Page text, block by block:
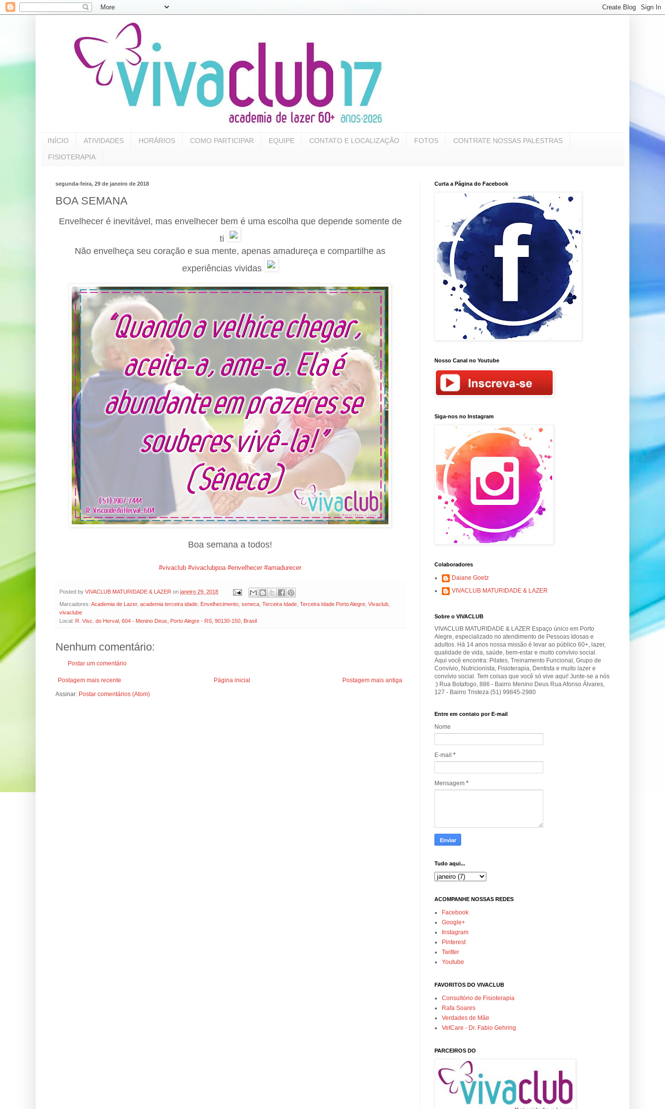
INÍCIO ATIVIDADES HORÁRIOS COMO PARTICIPAR EQUIPE CONTATO E LOCALIZAÇÃO FOTOS CONTRATE NOSSAS PALESTRAS
FISIOTERAPIA
segunda-feira, 29 de janeiro de 2018
BOA SEMANA
Envelhecer é inevitável, mas envelhecer bem é uma escolha que depende somente de
ti
Não envelheça seu coração e sua mente, apenas amadureça e compartilhe as
experiências vividas
Boa semana a todos!
#vivaclub #vivaclubpoa #envelhecer #amadurecer
Posted by VIVACLUB MATURIDADE & LAZER on janeiro 29, 2018
Marcadores: Academia de Lazer, academia terceira idade Envelhecimento seneca Terceira Idade Terceira Idade Porto Alegre Vivaclub
vivaclube
Local: R. Visc. do Herval, 604 - Menino Deus, Porto Alegre - RS, 90130-150, Brasil
Nenhum comentário:
Postar um comentário
Postagem mais recente Postagem mais antiga
Página inicial
Assinar: Postar comentários (Atom)
Curta a Página do Facebook
Nosso Canal no Youtube
Siga-nos no Instagram
Colaboradores
Daiane Goetz
VIVACLUB MATURIDADE & LAZER
Sobre o VIVACLUB
VIVACLUB MATURIDADE & LAZER Espaço único em Porto
Alegre, especializado no atendimento de Pessoas Idosas e
adultos. Há 14 anos nossa missão é levar ao público 60+, lazer,
qualidade de vida, saúde, bem-estar e muito convívio social.
Aqui você encontra: Pilates, Treinamento Funcional, Grupo de
Convívio, Nutricionista, Fisioterapia, Dentista e muito lazer e
convívio social. Tem coisas que você só vive aqui! Junte-se a nós
:) Rua Botafogo, 886 - Bairro Menino Deus Rua Afonso Álvares,
127 - Bairro Tristeza (51) 99845-2980
Entre em contato por E-mail
Nome
E-mail *
Mensagem *
Tudo aqui...
ACOMPANHE NOSSAS REDES
Facebook
Google+
Instagram
Pinterest
Twitter
Youtube
FAVORITOS DO VIVACLUB
Consultório de Fisioterapia
Rafa Soares
Verdades de Mãe
VetCare - Dr. Fabio Gehring
PARCEIROS DO